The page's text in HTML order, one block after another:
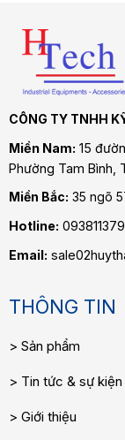
CÔNG TY TNHH
Miền Nam: 15
Phường Tam Bình
Miền Bắc: 35 ngõ
Hotline:
Email:
THÔNG TIN
Sản phẩm
Tin tức & sự kiện
Giới thiệu